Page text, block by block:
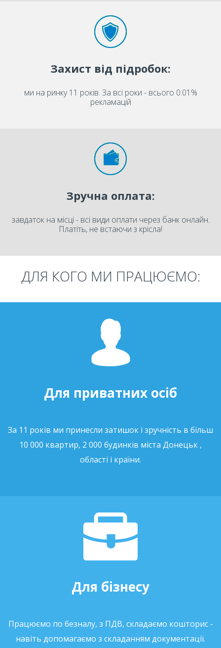
Захист від підробок:
ми на ринку 11 років. За всі роки - всього 0.01%
рекламацій
Зручна оплата:
завдаток на місці - всі види оплати через банк онлайн.
Платіть, не встаючи з крісла!
ДЛЯ КОГО МИ ПРАЦЮЄМО:
Для приватних осіб
За 11 років ми принесли затишок і зручність в більш
10 000 квартир, 2 000 будинків міста Донецьк ,
області і країни.
Для бізнесу
Працюємо по безналу, з ПДВ, складаємо кошторис -
навіть допомагаємо з складанням документації.